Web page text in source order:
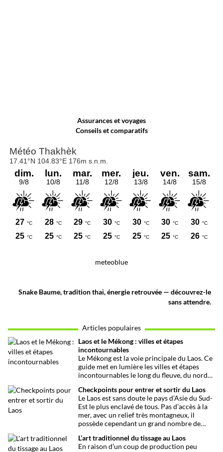
Assurances et voyages
Conseils et comparatifs
meteoblue
Snake Baume, tradition thaï, énergie retrouvée — découvrez-le
sans attendre.
Articles populaires
Laos et le Mékong : villes et étapes
incontournables
Le Mékong est la voie principale du Laos. Ce
guide met en lumière les villes et étapes
incontournables le long du fleuve, du nord
Checkpoints pour entrer et sortir du Laos
Le Laos est sans doute le pays d’Asie du Sud-
Est le plus enclavé de tous. Pas d’accès à la
mer, avec un relief très montagneux, il
possède cependant un grand nombre de
donnant un rôle non négligeable dans la
circulation des biens et des personnes.
L’art traditionnel du tissage au Laos
En raison d’un coup de production peu